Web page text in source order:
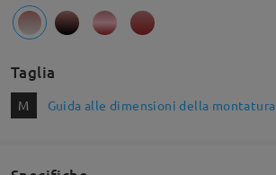
Taglia
M Guida alle dimensioni della montatura